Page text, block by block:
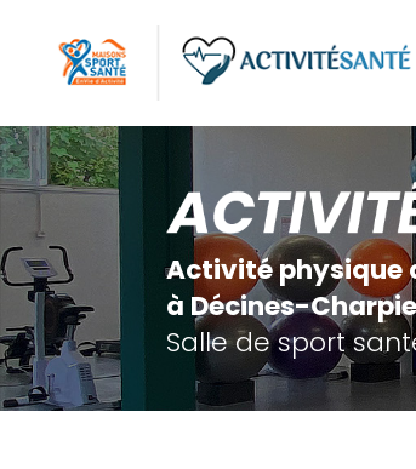
contenu
Activité physique
à Décines-
Salle de sport